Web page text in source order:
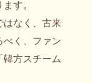
す。
はなく、古来
く、ファン
方スチーム